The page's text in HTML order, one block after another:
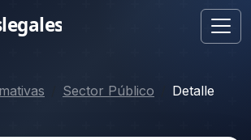
Sector Público Detalle